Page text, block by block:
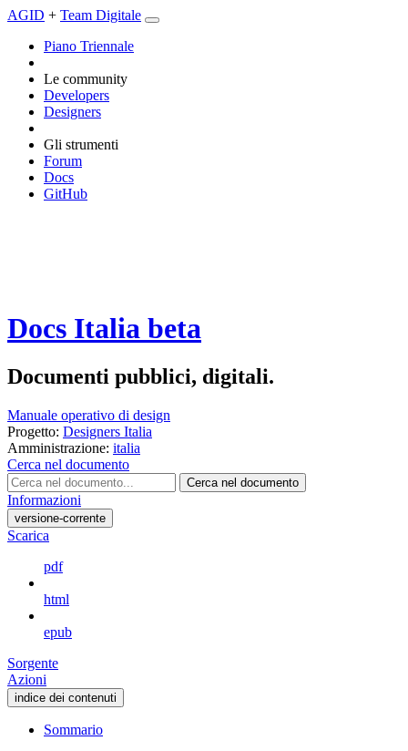
AGID + Team Digitale
Piano Triennale
Le community
Developers
Designers
Gli strumenti
Forum
Docs
GitHub
Docs Italia beta
Documenti pubblici, digitali.
Manuale operativo di design
Progetto: Designers Italia
Amministrazione: italia
Cerca nel documento
Cerca nel documento
Informazioni
versione-corrente
Scarica
pdf
html
epub
Sorgente
Azioni
indice dei contenuti
Sommario